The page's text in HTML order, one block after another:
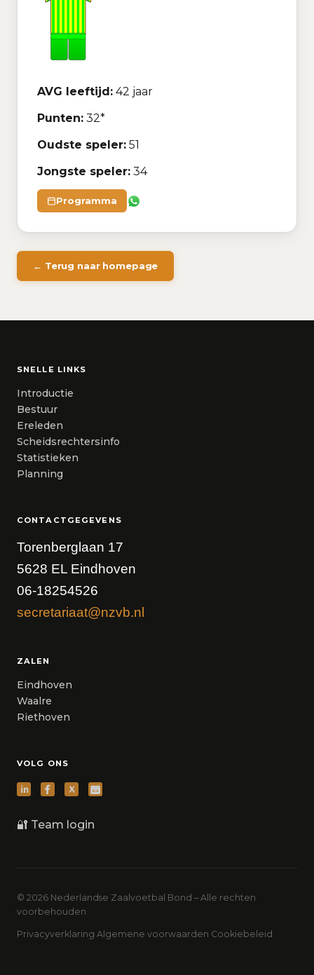
AVG leeftijd: 42 jaar
Punten: 32*
Oudste speler: 51
Jongste speler: 34
Programma
← Terug naar homepage
SNELLE LINKS
Introductie
Bestuur
Ereleden
Scheidsrechtersinfo
Statistieken
Planning
CONTACTGEGEVENS
Torenberglaan 17
5628 EL Eindhoven
06-18254526
secretariaat@nzvb.nl
ZALEN
Eindhoven
Waalre
Riethoven
VOLG ONS
🔐 Team login
© 2026 Nederlandse Zaalvoetbal Bond – Alle rechten
voorbehouden
Privacyverklaring Algemene voorwaarden Cookiebeleid